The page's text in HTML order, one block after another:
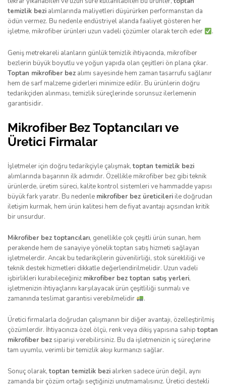
temizlik bezi alımlarında maliyetleri düşürürken performanstan da
ödün vermez. Bu nedenle endüstriyel alanda faaliyet gösteren her
işletme, mikrofiber ürünleri uzun vadeli çözümler olarak tercih eder
.
Geniş metrekareli alanların günlük temizlik ihtiyacında, mikrofiber
bezlerin büyük boyutlu ve yoğun yapıda olan çeşitleri ön plana çıkar.
Toptan mikrofiber bez alımı sayesinde hem zaman tasarrufu sağlanır
hem de sarf malzeme giderleri minimize edilir. Bu ürünlerin doğru
tedarikçiden alınması, temizlik süreçlerinde sorunsuz ilerlemenin
garantisidir.
Mikrofiber Bez Toptancıları ve
Üretici Firmalar
İşletmeler için doğru tedarikçiyle çalışmak,toptan temizlik bezi
alımlarında başarının ilk adımıdır. Özellikle mikrofiber bez gibi teknik
ürünlerde, üretim süreci, kalite kontrol sistemleri ve hammadde yapısı
büyük fark yaratır. Bu nedenle mikrofiber bez üreticileri ile doğrudan
iletişim kurmak, hem ürün kalitesi hem de fiyat avantajı açısından kritik
bir unsurdur.
Mikrofiber bez toptancıları, genellikle çok çeşitli ürün sunan, hem
perakende hem de sanayiye yönelik toptan satış hizmeti sağlayan
işletmelerdir. Ancak bu tedarikçilerin güvenilirliği, stok sürekliliği ve
teknik destek hizmetleri dikkatle değerlendirilmelidir. Uzun vadeli
işbirlikleri kurabileceğiniz mikrofiber bez toptan satış yerleri,
işletmenizin ihtiyaçlarını karşılayacak ürün çeşitliliği sunmalı ve
zamanında teslimat garantisi verebilmelidir
.
Üretici firmalarla doğrudan çalışmanın bir diğer avantajı, özelleştirilmiş
çözümlerdir. İhtiyacınıza özel ölçü, renk veya dikiş yapısına sahiptoptan
mikrofiber bez siparişi verebilirsiniz. Bu da işletmenizin iç süreçlerine
tam uyumlu, verimli bir temizlik akışı kurmanızı sağlar.
Sonuç olarak,toptan temizlik bezi alırken sadece ürün değil, aynı
zamanda bir çözüm ortağı seçtiğinizi unutmamalısınız. Üretici destekli